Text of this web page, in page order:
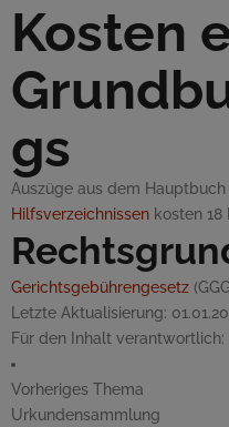
Kosten
gs
Auszüge aus dem
Hilfsverzeichnissen kosten 18
Gerichtsgebührengesetz
Letzte Aktualisierung:
Für den Inhalt verantwortlich:
Vorheriges Thema
Urkundensammlung